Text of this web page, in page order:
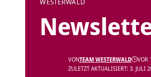
ZULETZT AKTUALISIERT: 3. JULI
VONTEAM WESTERWALD VOR